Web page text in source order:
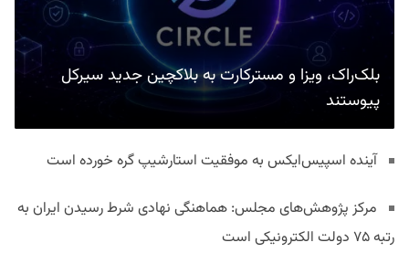
بلک‌راک، ویزا و مسترکارت به بلاکچین جدید سیرکل
پیوستند
آینده اسپیس‌ایکس به موفقیت استارشیپ گره خورده است
مرکز پژوهش‌های مجلس: هماهنگی نهادی شرط رسیدن ایران به
رتبه ۷۵ دولت الکترونیکی است